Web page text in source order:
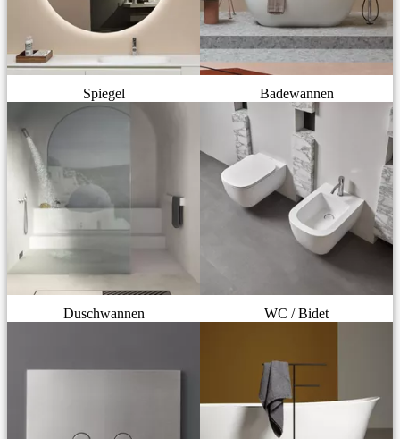
Spiegel Badewannen
Duschwannen WC / Bidet